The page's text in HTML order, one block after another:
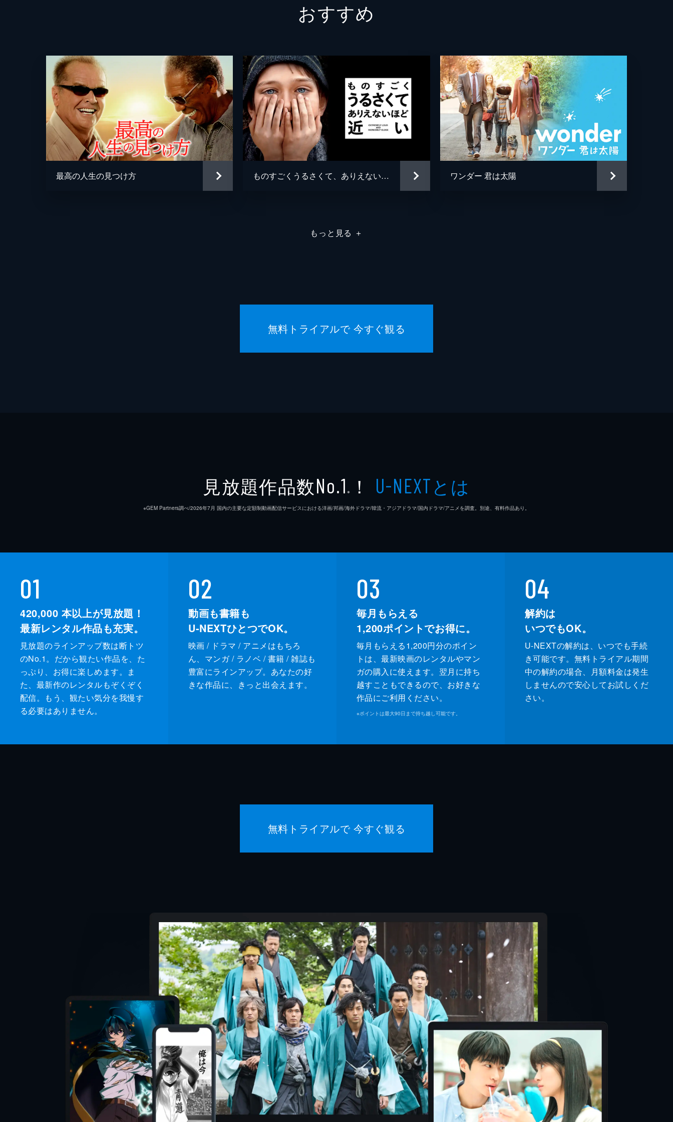
音楽 クリス・バワーズ
製作 ティム・ホワイト
トレヴァー・ホワイト
ウィル・スミス
おすすめ
最高の人生の見つけ方 ものすごくうるさくて、ありえないほど近い ワンダー 君は太陽
もっと見る ＋
無料トライアルで 今すぐ観る
見放題作品数No.1 ※ ！ U-NEXTとは
※GEM Partners調べ/2026年7⽉ 国内の主要な定額制動画配信サービスにおける洋画/邦画/海外ドラマ/韓流・アジアドラマ/国内ドラマ/アニメを調査。別途、有料作品あり。
01
420,000 本以上が見放題！
最新レンタル作品も充実。
見放題のラインアップ数は断トツ
のNo.1。だから観たい作品を、た
っぷり、お得に楽しめます。ま
た、最新作のレンタルもぞくぞく
配信。もう、観たい気分を我慢す
る必要はありません。
02
動画も書籍も
U-NEXTひとつでOK。
映画 / ドラマ / アニメはもちろ
ん、マンガ / ラノベ / 書籍 / 雑誌も
豊富にラインアップ。あなたの好
きな作品に、きっと出会えます。
03
毎月もらえる
1,200ポイントでお得に。
毎月もらえる1,200円分のポイン
トは、最新映画のレンタルやマン
ガの購入に使えます。翌月に持ち
越すこともできるので、お好きな
作品にご利用ください。
※ポイントは最大90日まで持ち越し可能です。
04
解約は
いつでもOK。
U-NEXTの解約は、いつでも手続
き可能です。無料トライアル期間
中の解約の場合、月額料金は発生
しませんので安心してお試しくだ
さい。
無料トライアルで 今すぐ観る